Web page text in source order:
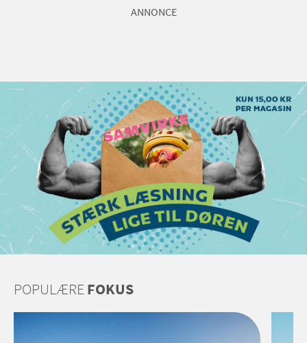
ANNONCE
POPULÆREFOKUS